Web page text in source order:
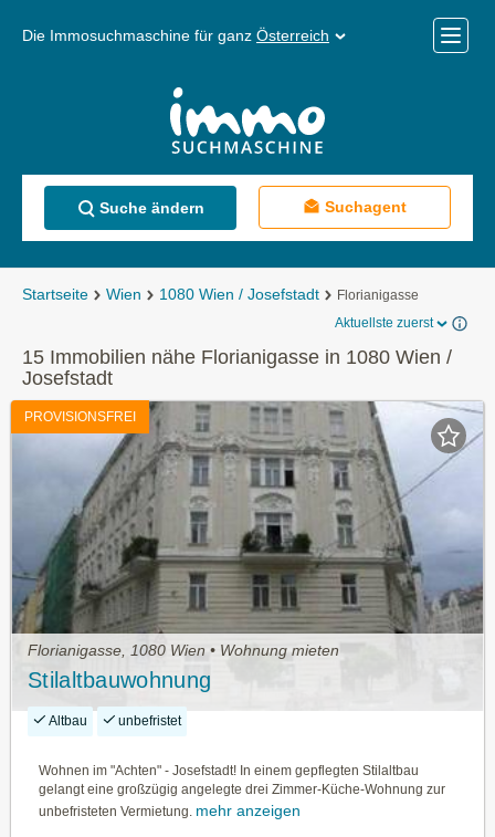
Die Immosuchmaschine für ganz Österreich
Menü
Suche ändern Suchagent
Startseite Wien 1080 Wien / Josefstadt
Florianigasse
Aktuellste zuerst
15 Immobilien nähe Florianigasse in 1080 Wien /
Josefstadt
PROVISIONSFREI
Florianigasse, 1080 Wien • Wohnung mieten
Stilaltbauwohnung
Altbau unbefristet
Wohnen im "Achten" - Josefstadt! In einem gepflegten Stilaltbau
gelangt eine großzügig angelegte drei Zimmer-Küche-Wohnung zur
unbefristeten Vermietung. mehr anzeigen